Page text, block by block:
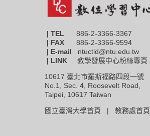
| TEL 886-2-3366-3367
| FAX
886-2-3366-9594
| E-mail ntuctld@ntu.edu.tw
| LINK教學發展中心粉絲專頁
10617 臺北市羅斯福路四段一號
No.1, Sec. 4, Roosevelt Road,
Taipei, 10617 Taiwan
國立臺灣大學首頁 |教務處首頁